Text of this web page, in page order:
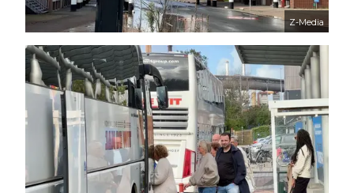
Z-Media